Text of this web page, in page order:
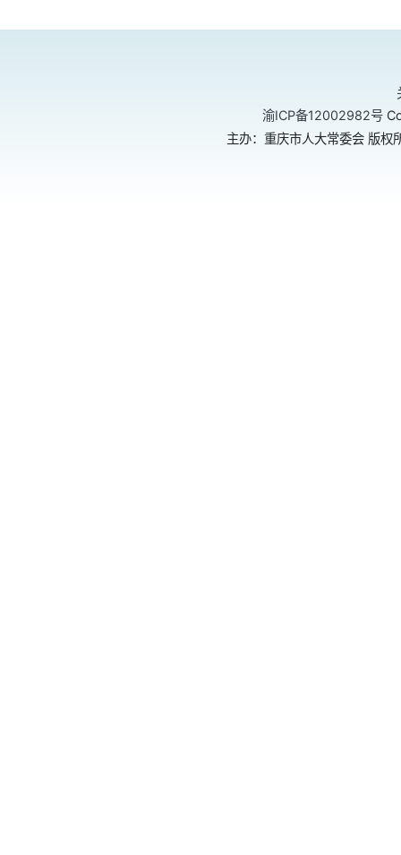
渝ICP备12002982号
主办：重庆市人大常委会 版